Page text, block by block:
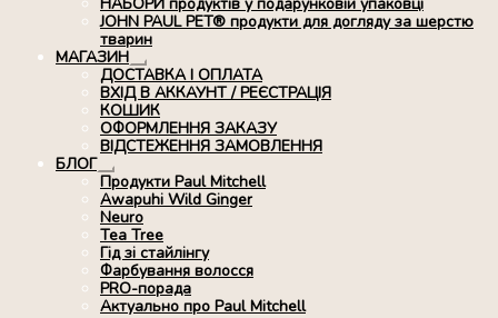
JOHN PAUL PET® продукти для догляду за шерстю
тварин
МАГАЗИН
Розгорнуте
вкладене
меню
ДОСТАВКА І ОПЛАТА
ВХІД В АККАУНТ / РЕЄСТРАЦІЯ
КОШИК
ОФОРМЛЕННЯ ЗАКАЗУ
ВІДСТЕЖЕННЯ ЗАМОВЛЕННЯ
БЛОГ
Розгорнуте
вкладене
меню
Продукти Paul Mitchell
Awapuhi Wild Ginger
Neuro
Tea Tree
Гід зі стайлінгу
Фарбування волосся
PRO-порада
Актуально про Paul Mitchell